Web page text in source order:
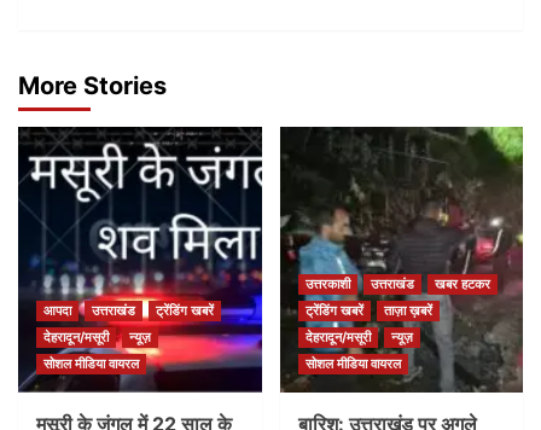
More Stories
आपदा उत्तराखंड
ट्रेंडिंग खबरें
देहरादून/मसूरी
न्यूज़
सोशल मीडिया वायरल
मसूरी के जंगल में 22 साल के
उत्तरकाशी उत्तराखंड
खबर हटकर
ट्रेंडिंग खबरें
ताज़ा ख़बरें
देहरादून/मसूरी
न्यूज़
सोशल मीडिया वायरल
बारिश: उत्तराखंड पर अगले